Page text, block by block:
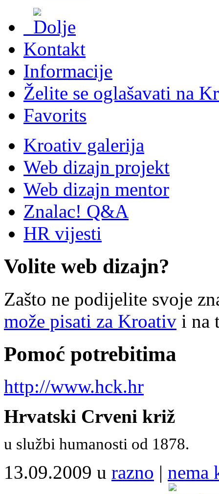
Kontakt
Informacije
Želite se oglašavati na
Favorits
Kroativ galerija
Web dizajn projekt
Web dizajn mentor
Znalac! Q&A
HR vijesti
Volite web dizajn?
Zašto ne podijelite svoje
može pisati za Kroativ i na
Pomoć potrebitima
http://www.hck.hr
Hrvatski Crveni križ
u službi humanosti od 1878.
13.09.2009 u razno | nema